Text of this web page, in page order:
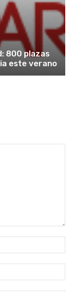
800 plazas
este verano